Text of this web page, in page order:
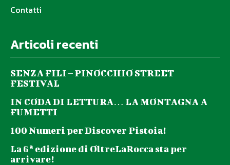
Contatti
Articoli recenti
SENZA FILI – PINOCCHIO STREET
FESTIVAL
IN CODA DI LETTURA… LA MONTAGNA A
FUMETTI
100 Numeri per Discover Pistoia!
La 6ª edizione di OltreLaRocca sta per
arrivare!